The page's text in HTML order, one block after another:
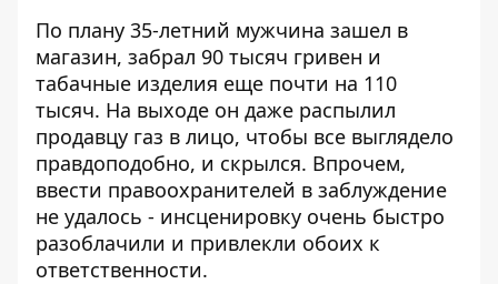
По плану 35-летний мужчина зашел в
магазин, забрал 90 тысяч гривен и
табачные изделия еще почти на 110
тысяч. На выходе он даже распылил
продавцу газ в лицо, чтобы все выглядело
правдоподобно, и скрылся. Впрочем,
ввести правоохранителей в заблуждение
не удалось - инсценировку очень быстро
разоблачили и привлекли обоих к
ответственности.